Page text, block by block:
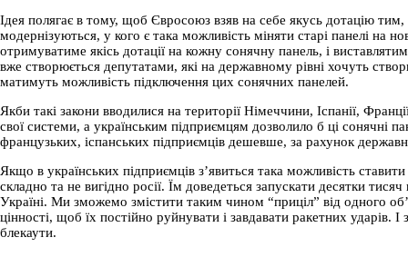
Ідея полягає в тому, щоб Євросоюз взяв на себе якусь дотацію тим,
модернізуються, у кого є така можливість міняти старі панелі на
отримуватиме якісь дотації на кожну сонячну панель, і
вже створюється депутатами, які на державному рівні хочуть
матимуть можливість підключення цих сонячних панелей.
Якби такі закони вводилися на території Німеччини, Іспанії,
свої системи, а українським підприємцям дозволило б ці сонячні
французьких, іспанських підприємців дешевше, за рахунок
Якщо в українських підприємців з’явиться така можливість
складно та не вигідно росії. Їм доведеться запускати десятки
Україні. Ми зможемо змістити таким чином “приціл” від одного
цінності, щоб їх постійно руйнувати і завдавати ракетних
блекаути.